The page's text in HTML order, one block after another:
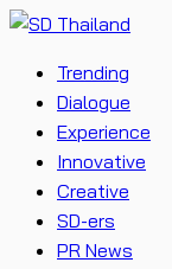
Trending
Dialogue
Experience
Innovative
Creative
SD-ers
PR News